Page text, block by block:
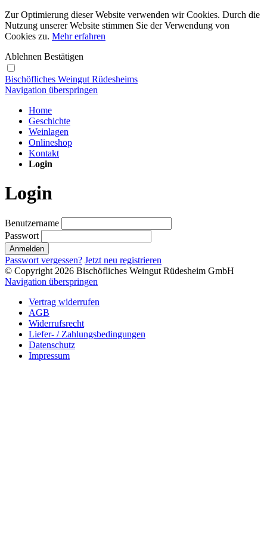
Zur Optimierung dieser Website verwenden wir Cookies. Durch die
Nutzung unserer Website stimmen Sie der Verwendung von
Cookies zu. Mehr erfahren
Ablehnen Bestätigen
Bischöfliches Weingut Rüdesheims
Navigation überspringen
Home
Geschichte
Weinlagen
Onlineshop
Kontakt
Login
Login
Benutzername
Passwort
Anmelden
Passwort vergessen? Jetzt neu registrieren
© Copyright 2026 Bischöfliches Weingut Rüdesheim GmbH
Navigation überspringen
Vertrag widerrufen
AGB
Widerrufsrecht
Liefer- / Zahlungsbedingungen
Datenschutz
Impressum